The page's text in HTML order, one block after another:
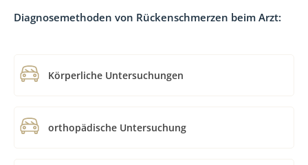
Diagnosemethoden von Rückenschmerzen beim Arzt:
Körperliche Untersuchungen
orthopädische Untersuchung